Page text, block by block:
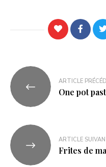
ARTICLE
One pot
ARTICLE
Frites de